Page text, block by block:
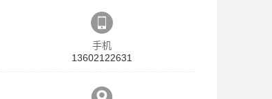
手机
13602122631